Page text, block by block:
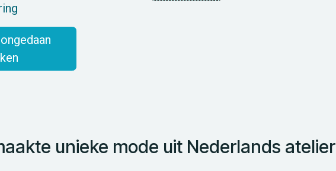
unieke mode uit Nederlands atelier